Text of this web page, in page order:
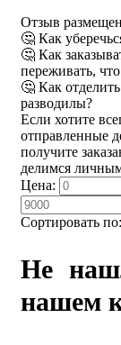
Отзыв
🤔 Как
🤔 Как
переживать,
🤔 Как
разводилы?
Если хотите
отправленные
получите
делимся
Сортировать по:
Цена:
Не
нашем